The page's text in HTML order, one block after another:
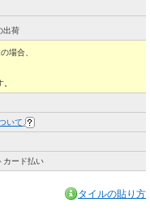
出荷
場合、
いて
カード払い
タイルの貼り方